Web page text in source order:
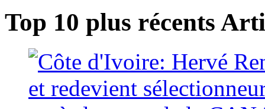
Top 10 plus récents